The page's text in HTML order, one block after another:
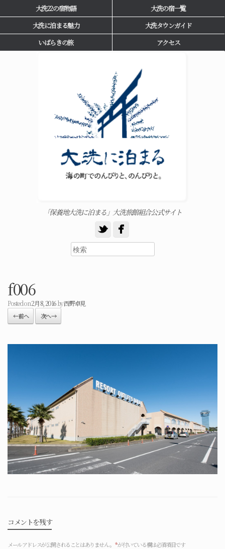
大洗22の宿物語
大洗の宿一覧
大洗に泊まる魅力
大洗タウンガイド
いばらきの旅
アクセス
「保養地大洗に泊まる」大洗旅館組合公式サイト
f006
Posted on2月 8, 2016by西野卓見
← 前へ 次へ →
コメントを残す
メールアドレスが公開されることはありません。 *が付いている欄は必須項目です